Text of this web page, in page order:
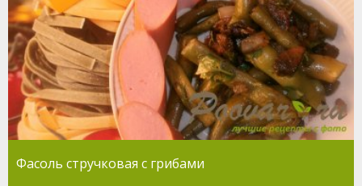
Фасоль стручковая с грибами